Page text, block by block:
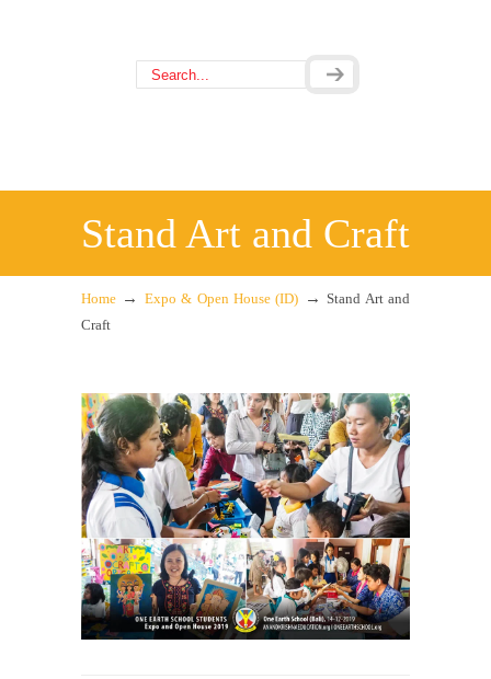
Stand Art and Craft
Home → Expo & Open House (ID) →
Stand Art and
Craft